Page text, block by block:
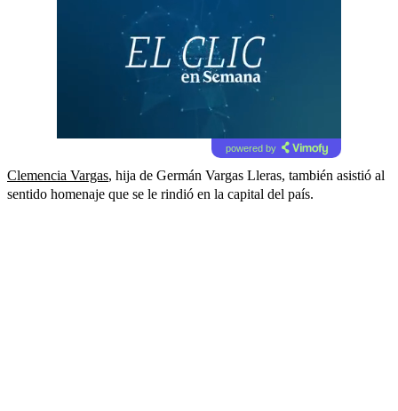
powered by
Clemencia Vargas, hija de Germán Vargas Lleras, también asistió al
sentido homenaje que se le rindió en la capital del país.